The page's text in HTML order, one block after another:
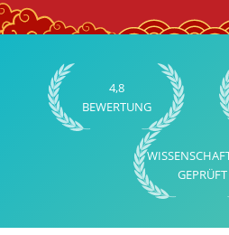
4,8
BEWERTUNG
GEPRÜFT